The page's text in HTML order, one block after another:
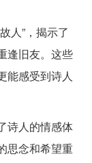
人”，揭示了
逢旧友。这些
能感受到诗人
诗人的情感体
思念和希望重